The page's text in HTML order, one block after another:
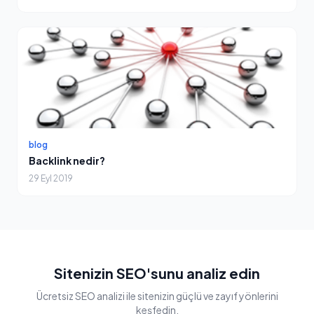
blog
Backlink nedir?
29 Eyl 2019
Sitenizin SEO'sunu analiz edin
Ücretsiz SEO analizi ile sitenizin güçlü ve zayıf yönlerini
keşfedin.